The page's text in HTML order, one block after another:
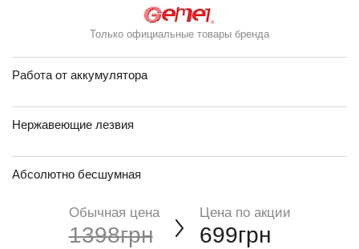
Только официальные товары бренда
Работа от аккумулятора
Нержавеющие лезвия
Абсолютно бесшумная
Обычная цена
1398грн
Цена по акции
699грн